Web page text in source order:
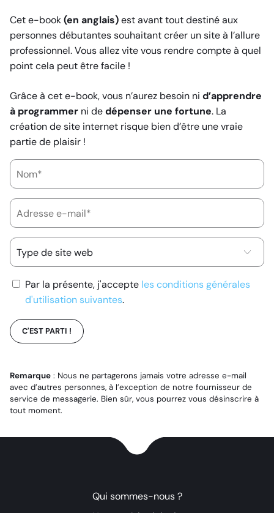
Cet e-book(en anglais)est avant tout destiné aux
personnes débutantes souhaitantcréer un site à l’allure
professionnel. Vous allez vite vous rendre compte à quel
point cela peut être facile !
Grâce à cet e-book, vous n’aurez besoin ni d’apprendre
à programmer ni dedépenser une fortune. La
création de site internet risque bien d’être une vraie
partie de plaisir !
Par la présente, j'accepte les conditions générales
d'utilisation suivantes.
C'EST PARTI !
Remarque : Nous ne partagerons jamais votre adresse e-mail
avec d’autres personnes, à l’exception de notre fournisseur de
service de messagerie. Bien sûr, vous pourrez vous désinscrire à
tout moment.
Qui sommes-nous ?